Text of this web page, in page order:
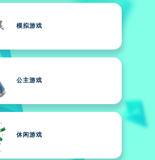
模拟游戏
公主游戏
休闲游戏